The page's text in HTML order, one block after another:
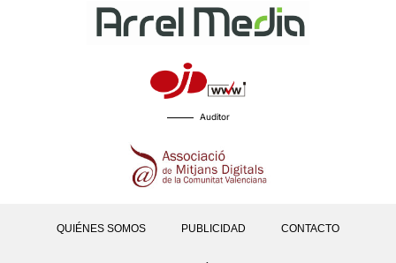
Auditor
QUIÉNES SOMOS PUBLICIDAD CONTACTO